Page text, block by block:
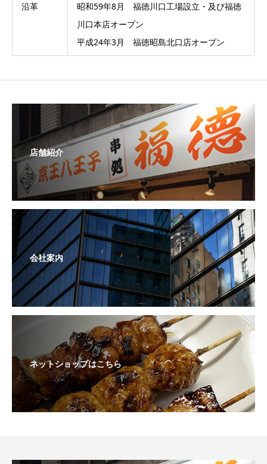
沿革
昭和59年8月 福徳川口工場設立・及び福徳
川口本店オープン
平成24年3月 福徳昭島北口店オープン
店舗紹介
会社案内
ネットショップはこちら